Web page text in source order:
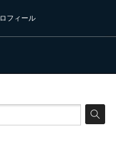
フィール